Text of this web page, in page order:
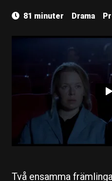
81 minuter Drama
Två ensamma